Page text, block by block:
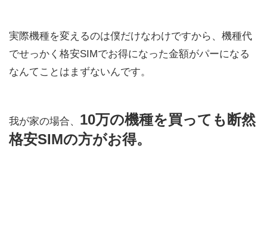
実際機種を変えるのは僕だけなわけですから、機種代
でせっかく格安SIMでお得になった金額がパーになる
なんてことはまずないんです。
我が家の場合、 10万の機種を買っても断然
格安SIMの方がお得。